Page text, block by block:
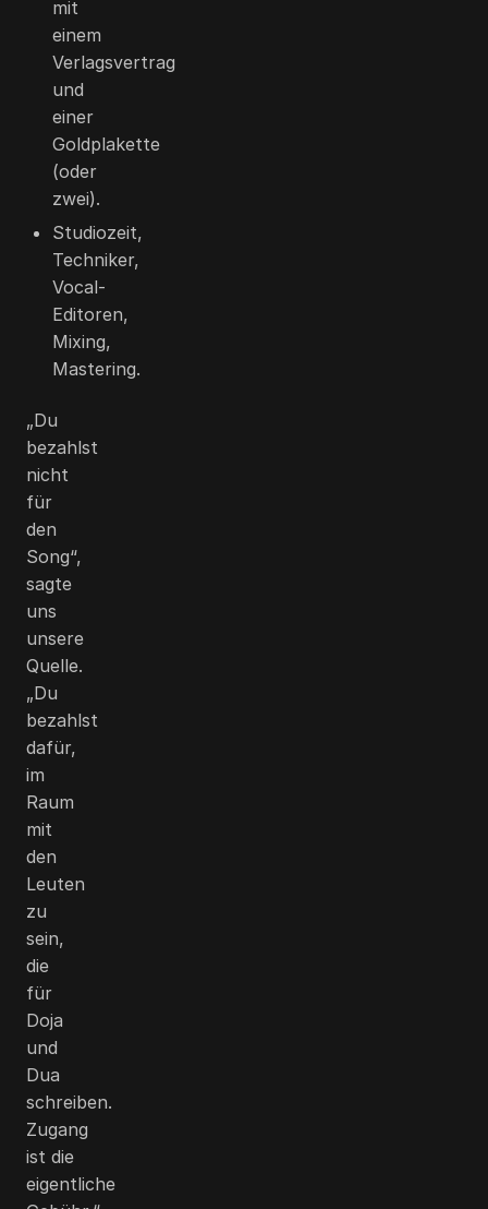
mit
einem
Verlagsvertrag
und
einer
Goldplakette
(oder
zwei).
Studiozeit,
Techniker,
Vocal-
Editoren,
Mixing,
Mastering.
„Du
bezahlst
nicht
für
den
Song“,
sagte
uns
unsere
Quelle.
„Du
bezahlst
dafür,
im
Raum
mit
den
Leuten
zu
sein,
die
für
Doja
und
Dua
schreiben.
Zugang
ist die
eigentliche